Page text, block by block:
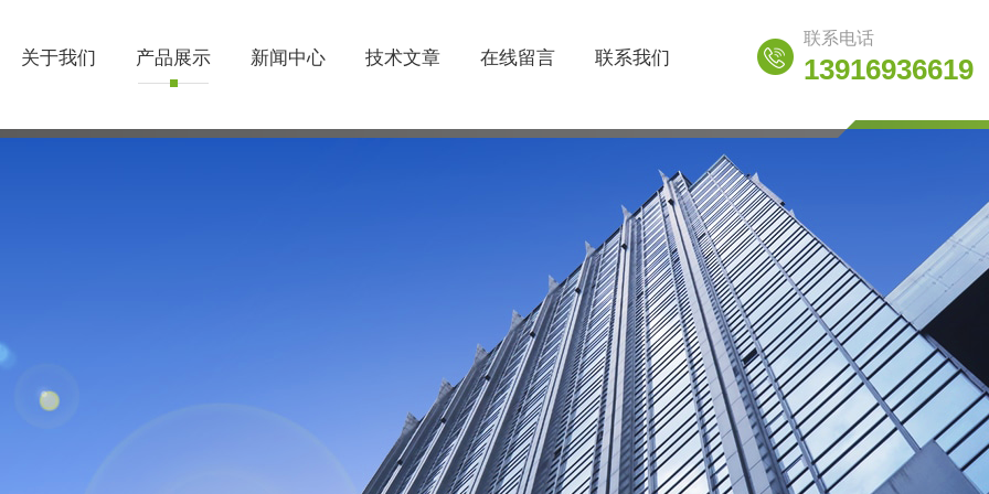
关于我们 产品展示 新闻中心 技术文章 在线留言 联系我们
联系电话
13916936619